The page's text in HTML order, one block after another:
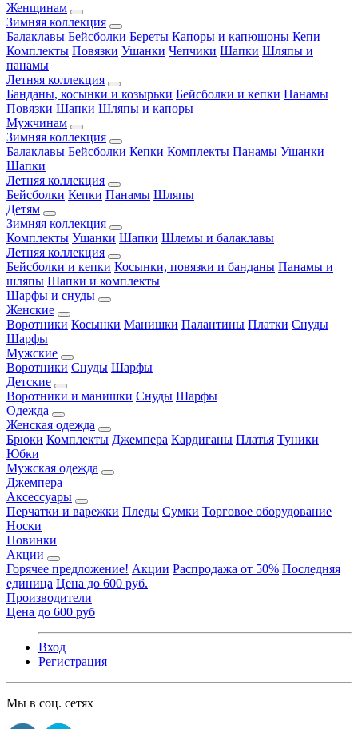
Женщинам
Зимняя коллекция
Балаклавы Бейсболки Береты Капоры и капюшоны Кепи
Комплекты Повязки Ушанки Чепчики Шапки Шляпы и
панамы
Летняя коллекция
Банданы, косынки и козырьки Бейсболки и кепки Панамы
Повязки Шапки Шляпы и капоры
Мужчинам
Зимняя коллекция
Балаклавы Бейсболки Кепки Комплекты Панамы Ушанки
Шапки
Летняя коллекция
Бейсболки Кепки Панамы Шляпы
Детям
Зимняя коллекция
Комплекты Ушанки Шапки Шлемы и балаклавы
Летняя коллекция
Бейсболки и кепки Косынки, повязки и банданы Панамы и
шляпы Шапки и комплекты
Шарфы и снуды
Женские
Воротники Косынки Манишки Палантины Платки Снуды
Шарфы
Мужские
Воротники Снуды Шарфы
Детские
Воротники и манишки Снуды Шарфы
Одежда
Женская одежда
Брюки Комплекты Джемпера Кардиганы Платья Туники
Юбки
Мужская одежда
Джемпера
Аксессуары
Перчатки и варежки Пледы Сумки Торговое оборудование
Носки
Новинки
Акции
Горячее предложение! Акции Распродажа от 50% Последняя
единица Цена до 600 руб.
Производители
Цена до 600 руб
Вход
Регистрация
Мы в соц. сетях